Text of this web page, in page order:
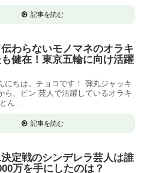
記事を読む
わらないモノマネのオラキ
健在！東京五輪に向け活躍
にちは。チョコです！ 弾丸ジャッキ
ら、ピン 芸人で活躍しているオラキ
ん...
記事を読む
定戦のシンデレラ芸人は誰
万を手にしたのは？